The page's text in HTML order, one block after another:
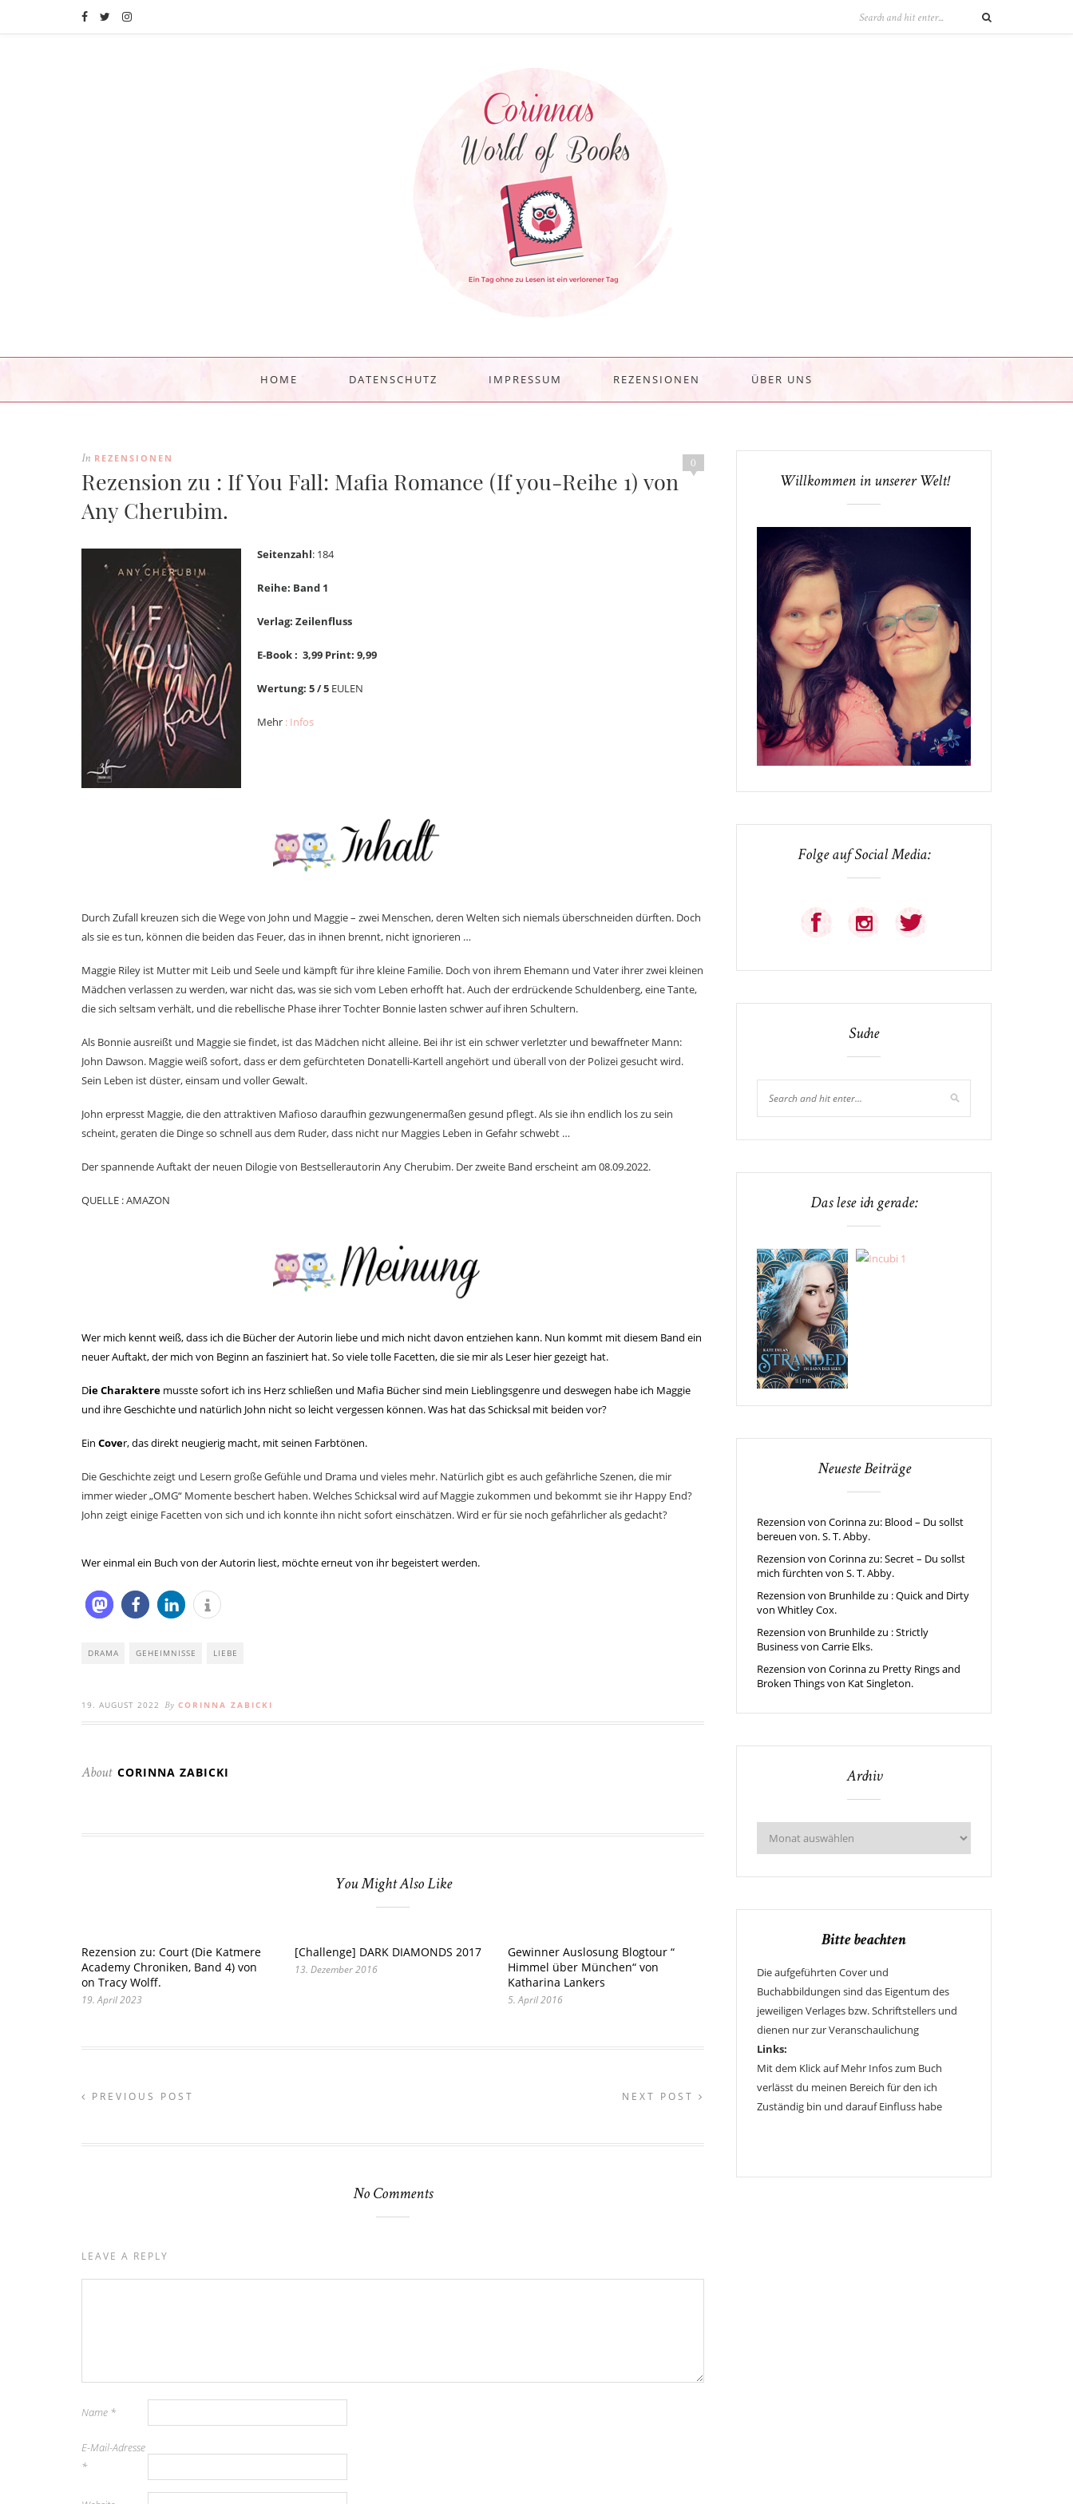
HOME DATENSCHUTZ IMPRESSUM REZENSIONEN ÜBER UNS
0
In REZENSIONEN
Rezension zu : If You Fall: Mafia Romance (If you-Reihe 1) von
Any Cherubim.
Seitenzahl: 184
Reihe: Band 1
Verlag: Zeilenfluss
E-Book : 3,99 Print: 9,99
Wertung: 5 / 5 EULEN
Mehr : Infos
Durch Zufall kreuzen sich die Wege von John und Maggie – zwei Menschen, deren Welten sich niemals überschneiden dürften. Doch
als sie es tun, können die beiden das Feuer, das in ihnen brennt, nicht ignorieren …
Maggie Riley ist Mutter mit Leib und Seele und kämpft für ihre kleine Familie. Doch von ihrem Ehemann und Vater ihrer zwei kleinen
Mädchen verlassen zu werden, war nicht das, was sie sich vom Leben erhofft hat. Auch der erdrückende Schuldenberg, eine Tante,
die sich seltsam verhält, und die rebellische Phase ihrer Tochter Bonnie lasten schwer auf ihren Schultern.
Als Bonnie ausreißt und Maggie sie findet, ist das Mädchen nicht alleine. Bei ihr ist ein schwer verletzter und bewaffneter Mann:
John Dawson. Maggie weiß sofort, dass er dem gefürchteten Donatelli-Kartell angehört und überall von der Polizei gesucht wird.
Sein Leben ist düster, einsam und voller Gewalt.
John erpresst Maggie, die den attraktiven Mafioso daraufhin gezwungenermaßen gesund pflegt. Als sie ihn endlich los zu sein
scheint, geraten die Dinge so schnell aus dem Ruder, dass nicht nur Maggies Leben in Gefahr schwebt …
Der spannende Auftakt der neuen Dilogie von Bestsellerautorin Any Cherubim. Der zweite Band erscheint am 08.09.2022.
QUELLE : AMAZON
Wer mich kennt weiß, dass ich die Bücher der Autorin liebe und mich nicht davon entziehen kann. Nun kommt mit diesem Band ein
neuer Auftakt, der mich von Beginn an fasziniert hat. So viele tolle Facetten, die sie mir als Leser hier gezeigt hat.
Die Charaktere musste sofort ich ins Herz schließen und Mafia Bücher sind mein Lieblingsgenre und deswegen habe ich Maggie
und ihre Geschichte und natürlich John nicht so leicht vergessen können. Was hat das Schicksal mit beiden vor?
Ein Cover, das direkt neugierig macht, mit seinen Farbtönen.
Die Geschichte zeigt und Lesern große Gefühle und Drama und vieles mehr. Natürlich gibt es auch gefährliche Szenen, die mir
immer wieder „OMG“ Momente beschert haben. Welches Schicksal wird auf Maggie zukommen und bekommt sie ihr Happy End?
John zeigt einige Facetten von sich und ich konnte ihn nicht sofort einschätzen. Wird er für sie noch gefährlicher als gedacht?
Wer einmal ein Buch von der Autorin liest, möchte erneut von ihr begeistert werden.
DRAMA GEHEIMNISSE LIEBE
19. AUGUST 2022 By CORINNA ZABICKI
About CORINNA ZABICKI
You Might Also Like
Rezension zu: Court (Die Katmere
Academy Chroniken, Band 4) von
on Tracy Wolff.
19. April 2023
[Challenge] DARK DIAMONDS 2017
13. Dezember 2016
Gewinner Auslosung Blogtour “
Himmel über München“ von
Katharina Lankers
5. April 2016
PREVIOUS POST NEXT POST
No Comments
LEAVE A REPLY
Name *
E-Mail-Adresse
*
Willkommen in unserer Welt!
Folge auf Social Media:
Suche
Das lese ich gerade:
Neueste Beiträge
Rezension von Corinna zu: Blood – Du sollst
bereuen von. S. T. Abby.
Rezension von Corinna zu: Secret – Du sollst
mich fürchten von S. T. Abby.
Rezension von Brunhilde zu : Quick and Dirty
von Whitley Cox.
Rezension von Brunhilde zu : Strictly
Business von Carrie Elks.
Rezension von Corinna zu Pretty Rings and
Broken Things von Kat Singleton.
Archiv
Bitte beachten
Die aufgeführten Cover und
Buchabbildungen sind das Eigentum des
jeweiligen Verlages bzw. Schriftstellers und
dienen nur zur Veranschaulichung
Links:
Mit dem Klick auf Mehr Infos zum Buch
verlässt du meinen Bereich für den ich
Zuständig bin und darauf Einfluss habe